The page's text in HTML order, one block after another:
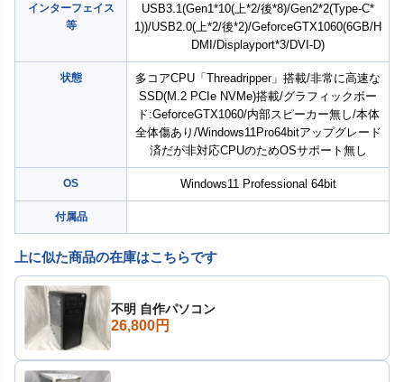
インターフェイス
等
USB3.1(Gen1*10(上*2/後*8)/Gen2*2(Type-C*
1))/USB2.0(上*2/後*2)/GeforceGTX1060(6GB/H
DMI/Displayport*3/DVI-D)
状態
多コアCPU「Threadripper」搭載/非常に高速な
SSD(M.2 PCIe NVMe)搭載/グラフィックボー
ド:GeforceGTX1060/内部スピーカー無し/本体
全体傷あり/Windows11Pro64bitアップグレード
済だが非対応CPUのためOSサポート無し
OS Windows11 Professional 64bit
付属品
上に似た商品の在庫はこちらです
不明 自作パソコン
26,800円